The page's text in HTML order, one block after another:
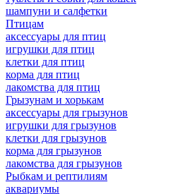
шампуни и салфетки
Птицам
аксессуары для птиц
игрушки для птиц
клетки для птиц
корма для птиц
лакомства для птиц
Грызунам и хорькам
аксессуары для грызунов
игрушки для грызунов
клетки для грызунов
корма для грызунов
лакомства для грызунов
Рыбкам и рептилиям
аквариумы